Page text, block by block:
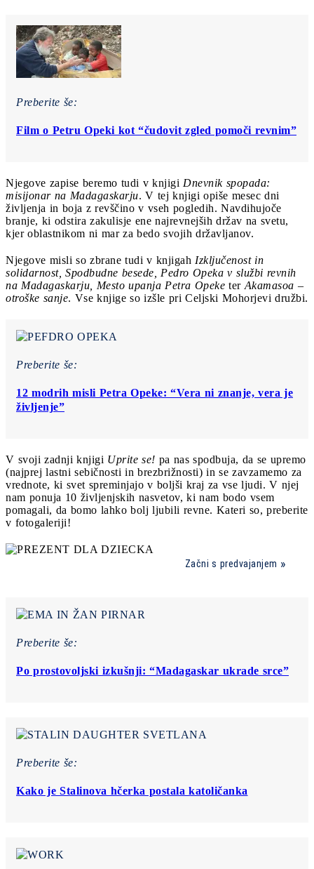
Preberite še:
Film o Petru Opeki kot “čudovit zgled pomoči revnim”
Njegove zapise beremo tudi v knjigi Dnevnik spopada:
misijonar na Madagaskarju. V tej knjigi opiše mesec dni
življenja in boja z revščino v vseh pogledih. Navdihujoče
branje, ki odstira zakulisje ene najrevnejših držav na svetu,
kjer oblastnikom ni mar za bedo svojih državljanov.
Njegove misli so zbrane tudi v knjigah Izključenost in
solidarnost, Spodbudne besede, Pedro Opeka v službi revnih
na Madagaskarju, Mesto upanja Petra Opeke terAkamasoa –
otroške sanje. Vse knjige so izšle pri Celjski Mohorjevi družbi.
Preberite še:
12 modrih misli Petra Opeke: “Vera ni znanje, vera je
življenje”
V svoji zadnji knjigi Uprite se! pa nas spodbuja, da se upremo
(najprej lastni sebičnosti in brezbrižnosti) in se zavzamemo za
vrednote, ki svet spreminjajo v boljši kraj za vse ljudi. V njej
nam ponuja 10 življenjskih nasvetov, ki nam bodo vsem
pomagali, da bomo lahko bolj ljubili revne. Kateri so, preberite
v fotogaleriji!
Začni s predvajanjem
Preberite še:
Po prostovoljski izkušnji: “Madagaskar ukrade srce”
Preberite še:
Kako je Stalinova hčerka postala katoličanka